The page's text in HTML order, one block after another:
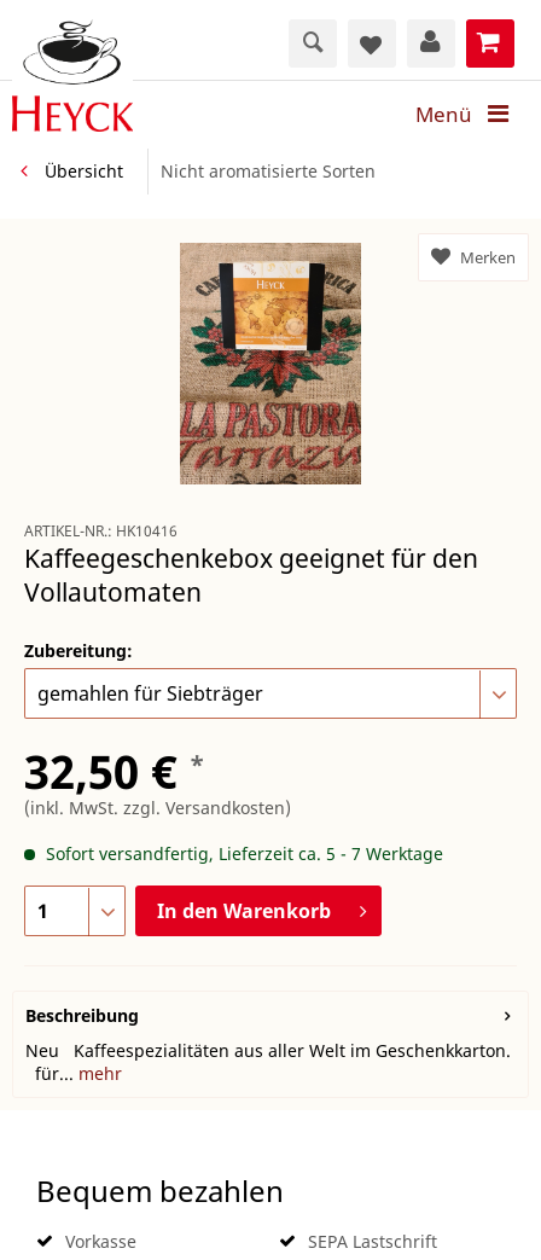
Menü
Übersicht Nicht aromatisierte Sorten
ARTIKEL-NR.: HK10416
Kaffeegeschenkebox geeignet für den
Vollautomaten
Zubereitung:
32,50 € *
(inkl. MwSt. zzgl. Versandkosten)
Sofort versandfertig, Lieferzeit ca. 5 - 7 Werktage
In den Warenkorb
Merken
Beschreibung
Neu Kaffeespezialitäten aus aller Welt im Geschenkkarton.
für... mehr
Bequem bezahlen
Vorkasse
SEPA Lastschrift